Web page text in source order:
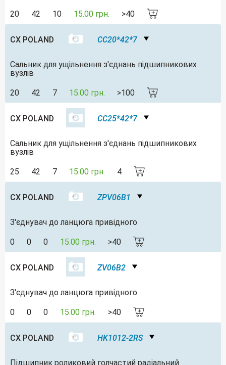
20 42 10 15.00 грн. >40
CX POLAND CC20*42*7
Сальник для ущільнення з'єднань підшипникових
вузлів
20 42 7 15.00 грн. >100
CX POLAND CC25*42*7
Сальник для ущільнення з'єднань підшипникових
вузлів
25 42 7 15.00 грн. 4
CX POLAND ZPV06B1
З'єднувач до ланцюга привідного
0 0 0 15.00 грн. >40
CX POLAND ZV06B2
З'єднувач до ланцюга привідного
0 0 0 15.00 грн. >40
CX POLAND HK1012-2RS
Підшипник роликовий голчастий радіальний